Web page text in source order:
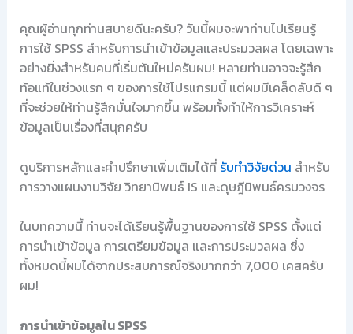
คุณผู้อ่านทุกท่านสบายดีนะครับ? วันนี้ผมจะพาท่านไปเรียนรู้
การใช้ SPSS สำหรับการนำเข้าข้อมูลและประมวลผล โดยเฉพาะ
อย่างยิ่งสำหรับคนที่เริ่มต้นใหม่ครับผม! หลายท่านอาจจะรู้สึก
ท้อแท้ในช่วงแรก ๆ ของการใช้โปรแกรมนี้ แต่ผมมีเคล็ดลับดี ๆ
ที่จะช่วยให้ท่านรู้สึกมั่นใจมากขึ้น พร้อมทั้งทำให้การวิเคราะห์
ข้อมูลเป็นเรื่องที่สนุกครับ
ดูบริการหลักและคำปรึกษาเพิ่มเติมได้ที่ รับทำวิจัยด่วน สำหรับ
การวางแผนงานวิจัย วิทยานิพนธ์ IS และดุษฎีนิพนธ์ครบวงจร
ในบทความนี้ ท่านจะได้เรียนรู้พื้นฐานของการใช้ SPSS ตั้งแต่
การนำเข้าข้อมูล การเตรียมข้อมูล และการประมวลผล ซึ่ง
ทั้งหมดนี้ผมได้จากประสบการณ์จริงมากกว่า 7,000 เคสครับ
ผม!
การนำเข้าข้อมูลใน SPSS